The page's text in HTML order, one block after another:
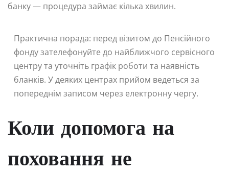
банку — процедура займає кілька хвилин.
Практична порада: перед візитом до Пенсійного
фонду зателефонуйте до найближчого сервісного
центру та уточніть графік роботи та наявність
бланків. У деяких центрах прийом ведеться за
попереднім записом через електронну чергу.
Коли допомога на
поховання не